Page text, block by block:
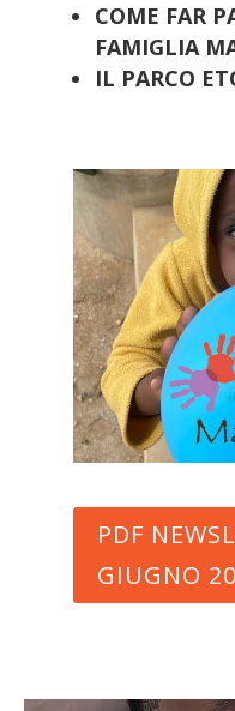
COME FAR
FAMIGLIA
IL PARCO
PDF
GIUGNO